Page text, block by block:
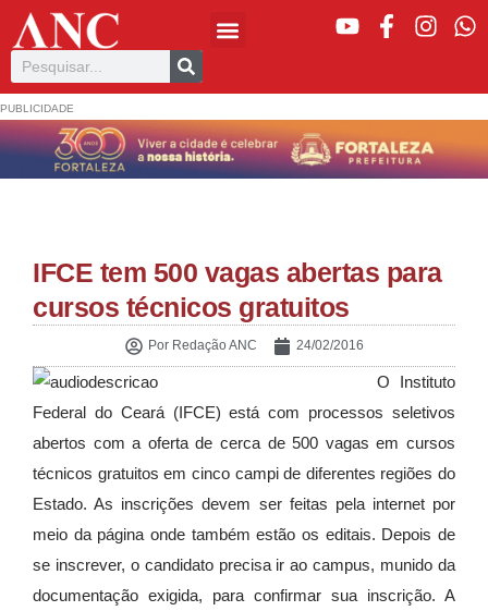
PUBLICIDADE
IFCE tem 500 vagas abertas para
cursos técnicos gratuitos
PorRedação ANC 24/02/2016
O Instituto
Federal do Ceará (IFCE) está com processos seletivos
abertos com a oferta de cerca de 500 vagas em cursos
técnicos gratuitos em cinco campi de diferentes regiões do
Estado. As inscrições devem ser feitas pela internet por
meio da página onde também estão os editais. Depois de
se inscrever, o candidato precisa ir ao campus, munido da
documentação exigida, para confirmar sua inscrição. A